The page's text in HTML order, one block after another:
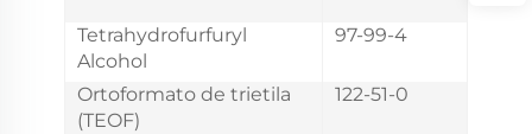
Tetrahydrofurfuryl
Alcohol
97-99-4
Ortoformato de trietila
(TEOF)
122-51-0